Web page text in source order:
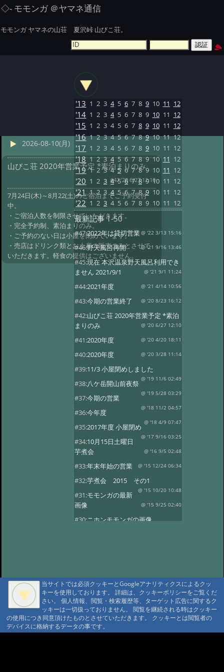
◇- モモンガ ＠ヤマネ通信
モモンガ ヤマネの山荘 夏沢峠 山びこ荘。
2026-08-10(月)
山びこ荘 2020年営業予定 *素泊まりのみ
#42 '20 6/27 12:10
7月24日(木)～8月22(土)のご宿泊までご予約受付
中。
・ご宿泊人数を制限させていただきます。
・完全予約制、素泊まりのみ。
・ご予約のない日は小屋を閉めています。
・売店はドリンク類とお土産の販売のみとさせて
いただきます。軽食の提供はございません。
'13 1 2 3 4 5 6 7 8 9 10 11 12
'14 1 2 3 4 5 6 7 8 9 10 11 12
'15 1 2 3 4 5 6 7 8 9 10 11 12
'16 1 2 3 4 5 6 7 8 9 10 11 12
'17 1 2 3 4 5 6 7 8 9 10 11 12
'18 1 2 3 4 5 6 7 8 9 10 11 12
'19 1 2 3 4 5 6 7 8 9 10 11 12
'20 1 2 3 4 5 6 7 8 9 10 11 12
'21 1 2 3 4 5 6 7 8 9 10 11 12
'22 1 2 3 4 5 6 7 8 9 10 11 12
最新記事1-50
#47:2022年は貸切営業 @ '22 3/13 15:16
#46:野天風呂再開 @ '21 9/16 13:46
#45:現在 本沢温泉野天風呂利用でき
ません 2021/9/1
@ '21 9/1 11:24
#44:2021年度 @ '21 4/14 10:56
#43:今期の営業終了 @ '20 8/23 16:12
#42:山びこ荘 2020年営業予定 *素泊
まりのみ
@ '20 6/27 12:10
#41:2020年度 @ '20 4/20 18:11
#40:2020年度 @ '20 3/28 11:14
#39:11/3 小屋閉めしました
@ '19 11/6 02:49
#38:八ケ岳開山前夜祭
@ '19 5/28 03:29
#37:今期の営業
@ '18 11/2 04:57
#36:今年度
@ '18 4/9 07:47
#35:2017年度 小屋閉め
@ '17 9/16 03:25
#34:10月15日土曜日
芋煮会
@ '16 9/5 02:48
#33:年末年始の営業 @ '15 12/24 06:34
#32:芋煮会 2015 その1
@ '15 10/20 10:48
#31:モモンガの最新
画像
@ '15 9/25 02:40
#30:ニホンモモンガの画像
#26:芋煮会2 @ '14 10/27 21:06
#7:芋煮会 @ '14 10/8 21:29
#7:今年も宜しくお願い致します
#6:ヤマネの冬眠写真
当サイトでは必須クッキーとGoogleアナリティクスによるクッ
キーを使用しております。 詳細は、クッキーポリシーをご覧くだ
さい。 個人情報、閲覧・検索履歴等、ターゲット広告に関するク
ッキーは一切扱っておりません。 閲覧を継続される時はクッキー
の使用につき同意頂けたものとさせていただきます。 クッキーとは閲覧者の
デバイスに格納するデータの事です。